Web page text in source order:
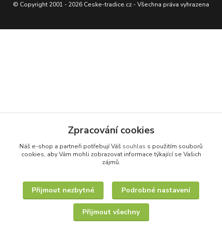
© Copyright 2001 - 2026 Ceske-tradice.cz - Všechna práva vyhrazena
Zpracování cookies
Náš e-shop a partneři potřebují Váš souhlas s použitím souborů
cookies, aby Vám mohli zobrazovat informace týkající se Vašich
zájmů.
Přijmout nezbytné Podrobné nastavení
Přijmout všechny